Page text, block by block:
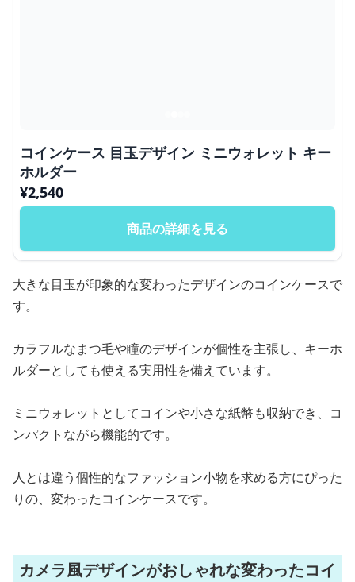
コインケース 目玉デザイン ミニウォレット キー
ホルダー
¥2,540
商品の詳細を見る
大きな目玉が印象的な変わったデザインのコインケースで
す。
カラフルなまつ毛や瞳のデザインが個性を主張し、キーホ
ルダーとしても使える実用性を備えています。
ミニウォレットとしてコインや小さな紙幣も収納でき、コ
ンパクトながら機能的です。
人とは違う個性的なファッション小物を求める方にぴった
りの、変わったコインケースです。
カメラ風デザインがおしゃれな変わったコイ